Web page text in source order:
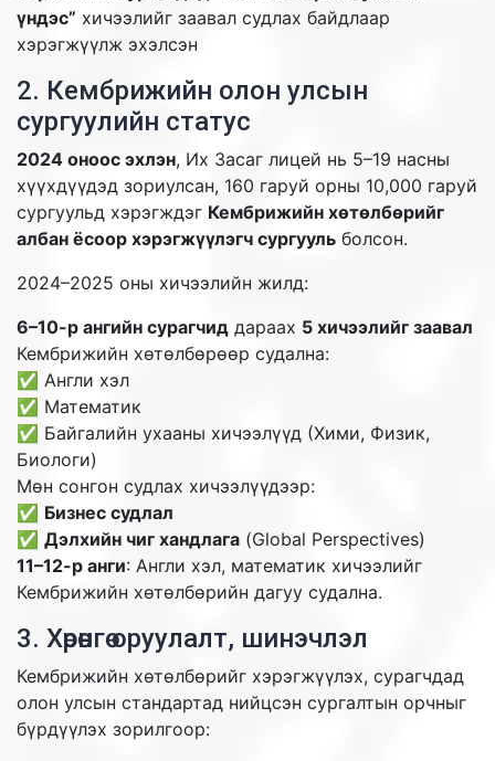
үндэс” хичээлийг заавал судлах байдлаар
хэрэгжүүлж эхэлсэн
2. Кембрижийн олон улсын
сургуулийн статус
2024 оноос эхлэн, Их Засаг лицей нь 5–19 насны
хүүхдүүдэд зориулсан, 160 гаруй орны 10,000 гаруй
сургуульд хэрэгждэг Кембрижийн хөтөлбөрийг
албан ёсоор хэрэгжүүлэгч сургууль болсон.
2024–2025 оны хичээлийн жилд:
6–10-р ангийн сурагчид дараах 5 хичээлийг заавал
Кембрижийн хөтөлбөрөөр судална:
✅ Англи хэл
✅ Математик
✅ Байгалийн ухааны хичээлүүд (Хими, Физик,
Биологи)
Мөн сонгон судлах хичээлүүдээр:
✅ Бизнес судлал
✅ Дэлхийн чиг хандлага (Global Perspectives)
11–12-р анги: Англи хэл, математик хичээлийг
Кембрижийн хөтөлбөрийн дагуу судална.
3. Хөрөнгө оруулалт, шинэчлэл
Кембрижийн хөтөлбөрийг хэрэгжүүлэх, сурагчдад
олон улсын стандартад нийцсэн сургалтын орчныг
бүрдүүлэх зорилгоор: